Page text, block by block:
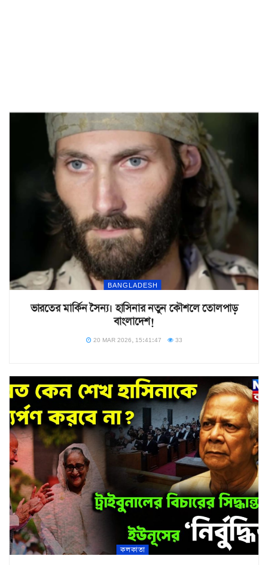
BANGLADESH
ভারতের মার্কিন সৈন্য। হাসিনার নতুন কৌশলে তোলপাড়
বাংলাদেশ!
20 MAR 2026, 15:41:47 33
কলকাতা